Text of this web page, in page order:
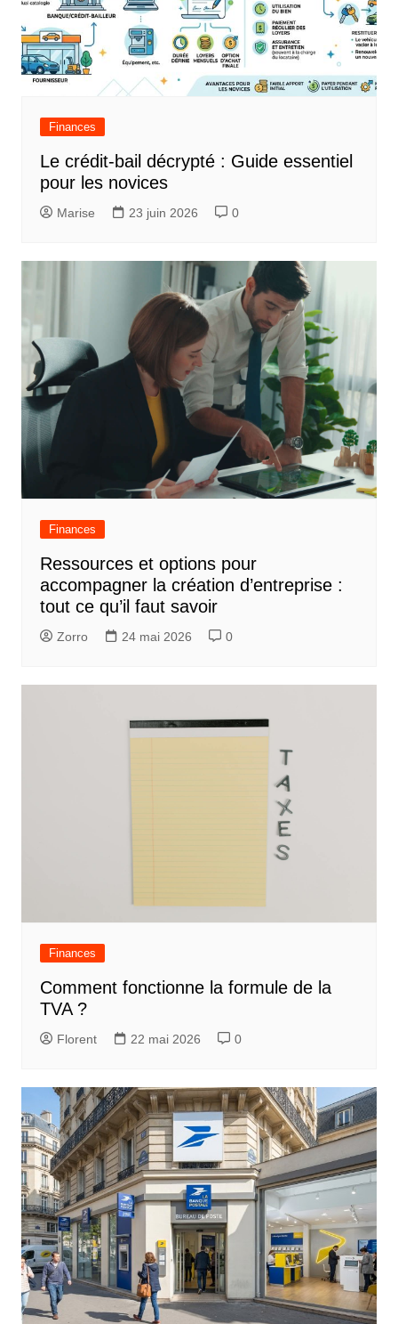
Finances
Le crédit-bail décrypté : Guide essentiel
pour les novices
Marise 23 juin 2026 0
Finances
Ressources et options pour
accompagner la création d’entreprise :
tout ce qu’il faut savoir
Zorro 24 mai 2026 0
Finances
Comment fonctionne la formule de la
TVA ?
Florent 22 mai 2026 0